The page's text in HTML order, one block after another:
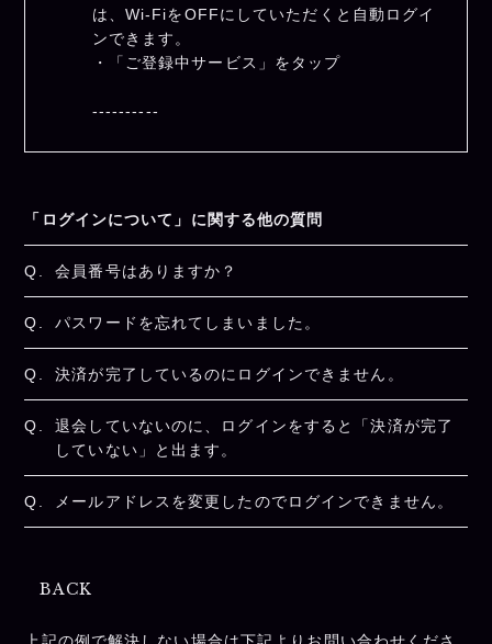
は、Wi-FiをOFFにしていただくと自動ログイ
ンできます。
・「ご登録中サービス」をタップ
----------
「ログインについて」に関する他の質問
Q. 会員番号はありますか？
Q. パスワードを忘れてしまいました。
Q. 決済が完了しているのにログインできません。
Q.
退会していないのに、ログインをすると「決済が完了
していない」と出ます。
Q. メールアドレスを変更したのでログインできません。
BACK